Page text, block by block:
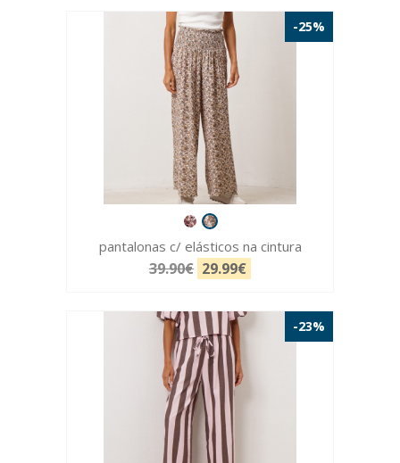
-25%
pantalonas c/ elásticos na cintura
39.90€ 29.99€
-23%